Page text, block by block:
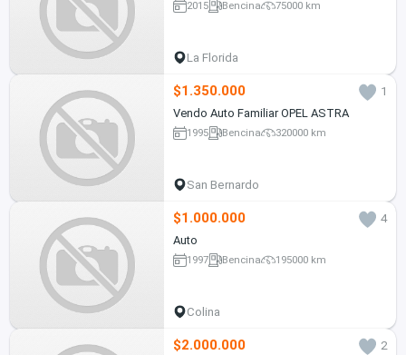
2015 Bencina 75000 km
La Florida
$1.350.000
1
Vendo Auto Familiar OPEL ASTRA
1995 Bencina 320000 km
San Bernardo
$1.000.000
4
Auto
1997 Bencina 195000 km
Colina
$2.000.000
2